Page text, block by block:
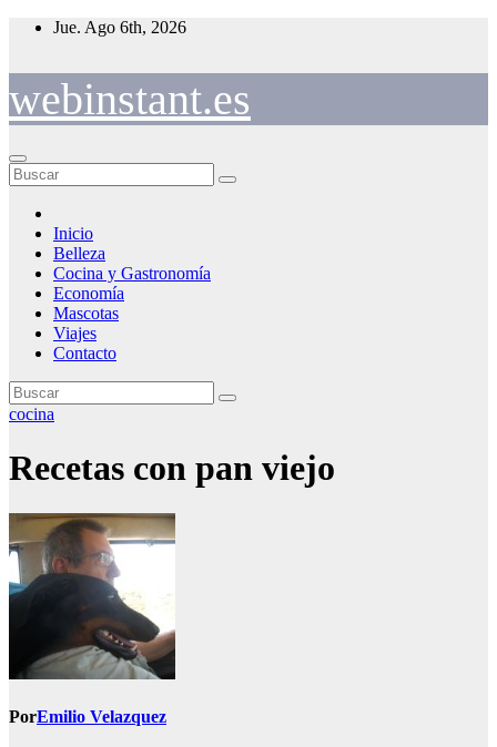
Saltar
Jue. Ago 6th, 2026
webinstant.es
Inicio
Belleza
Cocina y Gastronomía
Economía
Mascotas
Viajes
Contacto
cocina
Recetas con pan viejo
PorEmilio Velazquez